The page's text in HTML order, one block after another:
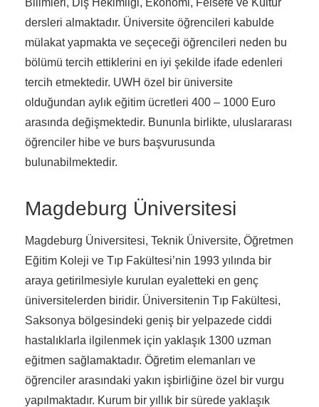
dersleri almaktadır. Üniversite öğrencileri kabulde
mülakat yapmakta ve seçeceği öğrencileri neden bu
bölümü tercih ettiklerini en iyi şekilde ifade edenleri
tercih etmektedir. UWH özel bir üniversite
olduğundan aylık eğitim ücretleri 400 – 1000 Euro
arasında değişmektedir. Bununla birlikte, uluslararası
öğrenciler hibe ve burs başvurusunda
bulunabilmektedir.
Magdeburg Üniversitesi
Magdeburg Üniversitesi, Teknik Üniversite, Öğretmen
Eğitim Koleji ve Tıp Fakültesi’nin 1993 yılında bir
araya getirilmesiyle kurulan eyaletteki en genç
üniversitelerden biridir. Üniversitenin Tıp Fakültesi,
Saksonya bölgesindeki geniş bir yelpazede ciddi
hastalıklarla ilgilenmek için yaklaşık 1300 uzman
eğitmen sağlamaktadır. Öğretim elemanları ve
öğrenciler arasındaki yakın işbirliğine özel bir vurgu
yapılmaktadır. Kurum bir yıllık bir sürede yaklaşık